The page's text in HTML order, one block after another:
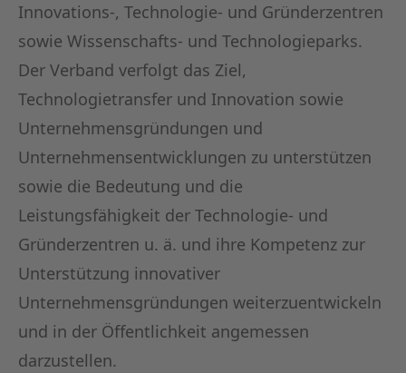
Innovations-, Technologie- und Gründerzentren
sowie Wissenschafts- und Technologieparks.
Der Verband verfolgt das Ziel,
Technologietransfer und Innovation sowie
Unternehmensgründungen und
Unternehmensentwicklungen zu unterstützen
sowie die Bedeutung und die
Leistungsfähigkeit der Technologie- und
Gründerzentren u. ä. und ihre Kompetenz zur
Unterstützung innovativer
Unternehmensgründungen weiterzuentwickeln
und in der Öffentlichkeit angemessen
darzustellen.
ZUM